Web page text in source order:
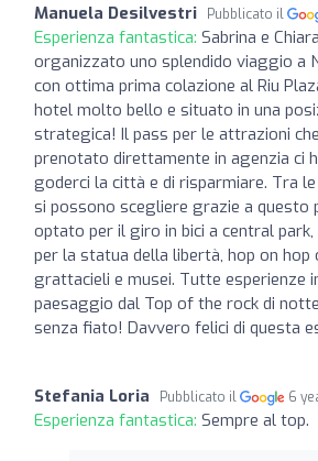
Manuela Desilvestri Pubblicato il
Esperienza fantastica: Sabrina e
organizzato uno splendido viaggio a
con ottima prima colazione al Riu
hotel molto bello e situato in una
strategica! Il pass per le attrazioni
prenotato direttamente in agenzia ci
goderci la città e di risparmiare. Tra
si possono scegliere grazie a questo
optato per il giro in bici a central
per la statua della libertà, hop on
grattacieli e musei. Tutte esperienze
paesaggio dal Top of the rock di
senza fiato! Davvero felici di questa
Stefania Loria Pubblicato il 6
Esperienza fantastica: Sempre al top.